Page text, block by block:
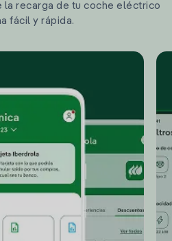
la recarga de tu coche eléctrico
fácil y rápida.